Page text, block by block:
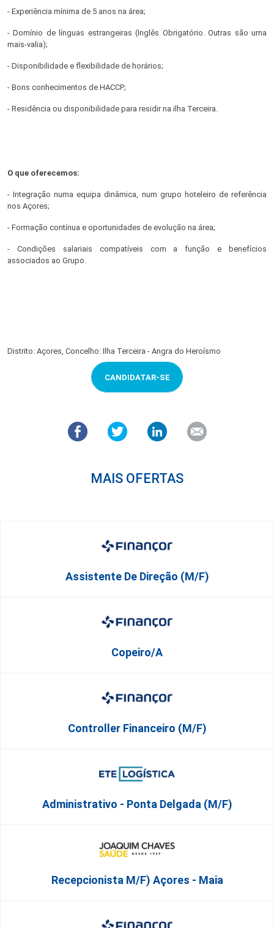
- Experiência mínima de 5 anos na área;
- Domínio de línguas estrangeiras (Inglês Obrigatório. Outras são uma
mais-valia);
- Disponibilidade e flexibilidade de horários;
- Bons conhecimentos de HACCP;
- Residência ou disponibilidade para residir na ilha Terceira.
O que oferecemos:
- Integração numa equipa dinâmica, num grupo hoteleiro de referência
nos Açores;
- Formação contínua e oportunidades de evolução na área;
- Condições salariais compatíveis com a função e benefícios
associados ao Grupo.
Distrito: Açores, Concelho: Ilha Terceira - Angra do Heroísmo
CANDIDATAR-SE
MAIS OFERTAS
Assistente De Direção (M/F)
Copeiro/a
Controller Financeiro (M/F)
Administrativo - Ponta Delgada (m/f)
Recepcionista M/F) Açores - Maia